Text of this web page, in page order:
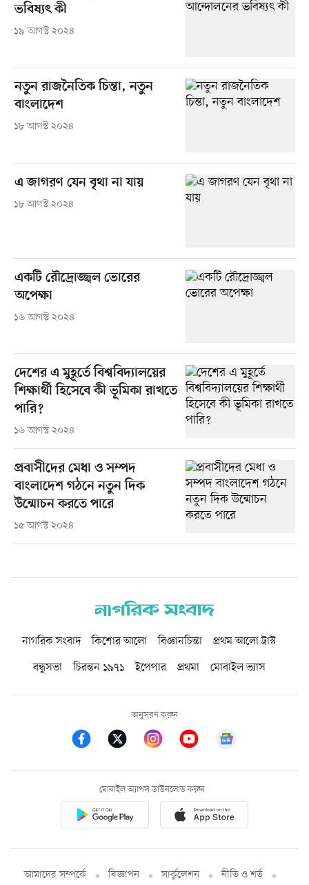
ভবিষ্যৎ কী
১৯ আগস্ট ২০২৪
নতুন রাজনৈতিক চিন্তা, নতুন
বাংলাদেশ
১৮ আগস্ট ২০২৪
এ জাগরণ যেন বৃথা না যায়
১৮ আগস্ট ২০২৪
একটি রৌদ্রোজ্জ্বল ভোরের
অপেক্ষা
১৬ আগস্ট ২০২৪
দেশের এ মুহূর্তে বিশ্ববিদ্যালয়ের
শিক্ষার্থী হিসেবে কী ভূমিকা রাখতে
পারি?
১৬ আগস্ট ২০২৪
প্রবাসীদের মেধা ও সম্পদ
বাংলাদেশ গঠনে নতুন দিক
উন্মোচন করতে পারে
১৫ আগস্ট ২০২৪
নাগরিক সংবাদ কিশোর আলো বিজ্ঞানচিন্তা
প্রথম আলো ট্রাস্ট
বন্ধুসভা
চিরন্তন ১৯৭১ ইপেপার প্রথমা মোবাইল ভ্যাস
অনুসরণ করুন
মোবাইল অ্যাপস ডাউনলোড করুন
আমাদের সম্পর্কে বিজ্ঞাপন সার্কুলেশন নীতি ও শর্ত